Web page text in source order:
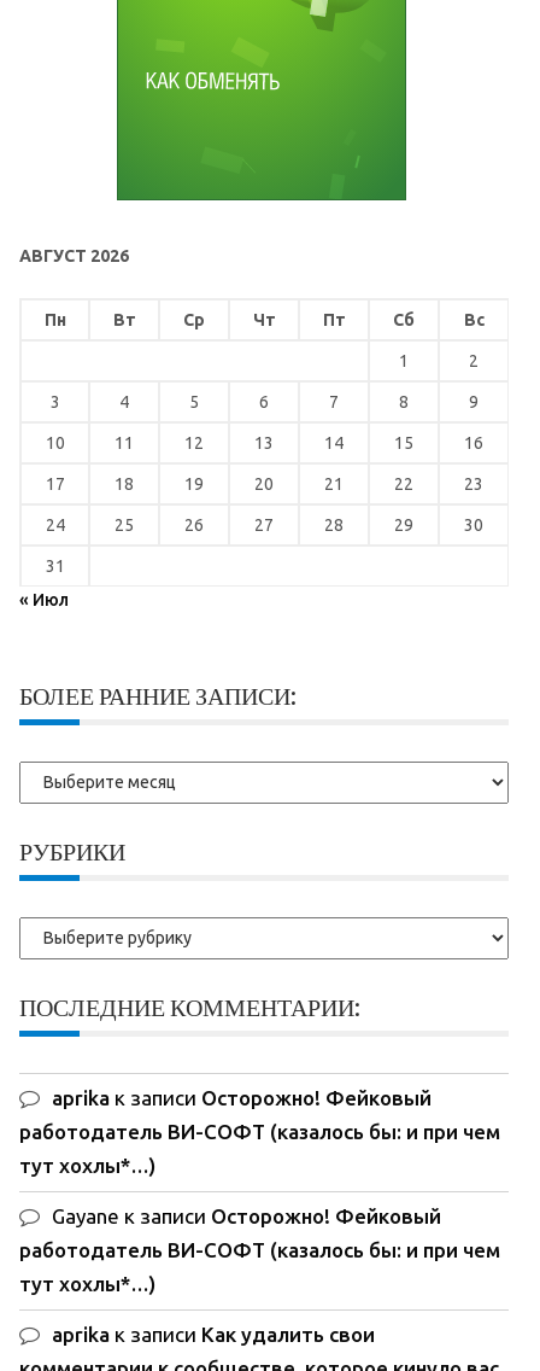
АВГУСТ 2026
Пн Вт Ср Чт Пт Сб Вс
1 2
3 4 5 6 7 8 9
10 11 12 13 14 15 16
17 18 19 20 21 22 23
24 25 26 27 28 29 30
31
« Июл
БОЛЕЕ РАННИЕ ЗАПИСИ:
Более
ранние
РУБРИКИ
Рубрики
ПОСЛЕДНИЕ КОММЕНТАРИИ:
aprika к записи Осторожно! Фейковый
работодатель ВИ-СОФТ (казалось бы: и при чем
тут хохлы*…)
Gayane к записи Осторожно! Фейковый
работодатель ВИ-СОФТ (казалось бы: и при чем
тут хохлы*…)
aprika к записи Как удалить свои